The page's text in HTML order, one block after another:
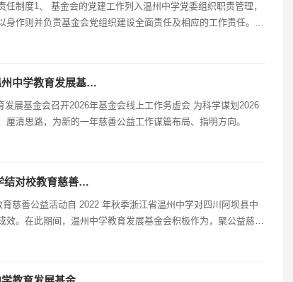
制度1、 基金会的党建工作列入温州中学党委组织职责管理，
作则并负责基金会党组织建设全面责任及相应的工作责任。
党建工作要…
州中学教育发展基…
展基金会召开2026年基金会线上工作务虚会 为科学谋划2026
清思路，为新的一年慈善公益工作谋篇布局、指明方向。
结对校教育慈善…
。在此期间，温州中学教育发展基金会积极作为，聚公益慈善